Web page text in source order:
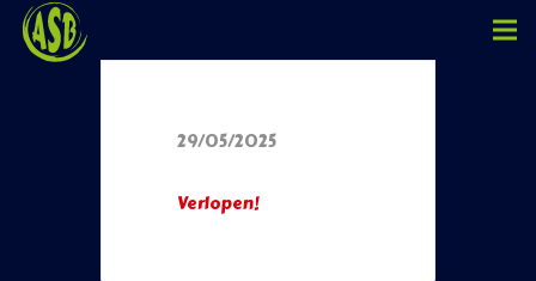
29/05/2025
Verlopen!